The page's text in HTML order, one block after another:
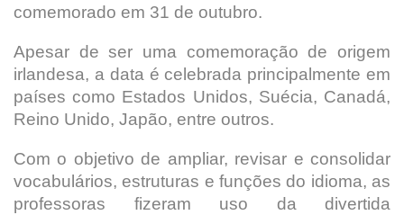
comemorado em 31 de outubro.
Apesar de ser uma comemoração de origem
irlandesa, a data é celebrada principalmente em
países como Estados Unidos, Suécia, Canadá,
Reino Unido, Japão, entre outros.
Com o objetivo de ampliar, revisar e consolidar
vocabulários, estruturas e funções do idioma, as
professoras fizeram uso da divertida